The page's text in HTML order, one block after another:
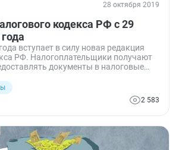
28 октября 2019
кодекса РФ с 29
вступает в силу новая редакция
РФ. Налогоплательщики получают
документы в налоговые
будут ориентироваться на срок
по камеральным проверкам, а
и уплаты налога на ПСН
2 583